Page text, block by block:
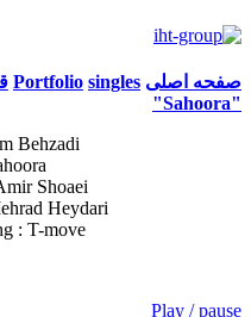
صفحه اصلی Portfolio singles
"Sahoora"
Behzadi
Shoaei
Heydari
: T-move
Play / pause